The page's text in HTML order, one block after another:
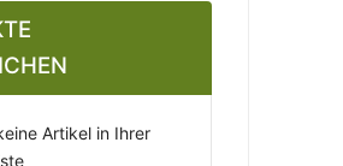
Artikel in Ihrer